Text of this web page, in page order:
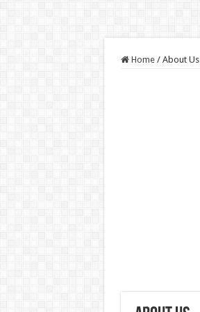
Home / About Us